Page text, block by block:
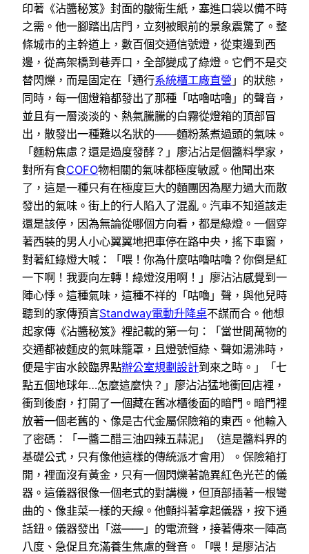
印著《沾醬秘笈》封面的皺衛生紙，塞進口袋以備不時
之需。他一腳踏出店門，立刻被眼前的景象震驚了。整
條城市的主幹道上，數百個交通信號燈，從東邊到西
邊，從高架橋到巷弄口，全部變成了綠燈。它們不是交
替閃爍，而是固定在「通行系統櫃工廠直營 」的狀態，
同時，每一個燈箱都發出了那種「咕嚕咕嚕」的聲音，
並且有一層淡淡的、熱氣騰騰的白霧從燈箱的頂部冒
出，散發出一種難以名狀的——麵粉蒸煮過頭的氣味。
「麵粉焦慮？還是過度發酵？」廖沾沾是個醬料學家，
對所有食COFO物相關的氣味都極度敏感。他聞出來
了，這是一種只有在極度巨大的麵團因為壓力過大而散
發出的氣味。街上的行人陷入了混亂。汽車不知道該走
還是該停，因為無論從哪個方向看，都是綠燈。一個穿
著西裝的男人小心翼翼地把車停在路中央，搖下車窗，
對著紅綠燈大喊：「喂！你為什麼咕嚕咕嚕？你倒是紅
一下啊！我要向左轉！綠燈沒用啊！」廖沾沾感覺到一
陣心悸。這種氣味，這種不祥的「咕嚕」聲，與他兒時
聽到的家傳預言Standway電動升降桌不謀而合。他想
起家傳《沾醬秘笈》裡記載的第一句：「當世間萬物的
交通都被麵皮的氣味籠罩，且燈號恒綠、聲如湯沸時，
便是宇宙水餃臨界點辦公室規劃設計到來之時。」「七
點五個地球年…怎麼這麼快？」廖沾沾猛地衝回店裡，
衝到後廚，打開了一個藏在舊冰櫃後面的暗門。暗門裡
放著一個老舊的、像是古代金屬保險箱的東西。他輸入
了密碼：「一醬二醋三油四辣五蒜泥」（這是醬料界的
基礎公式，只有像他這樣的傳統派才會用）。保險箱打
開，裡面沒有黃金，只有一個閃爍著詭異紅色光芒的儀
器。這儀器很像一個老式的對講機，但頂部插著一根彎
曲的、像韭菜一樣的天線。他顫抖著拿起儀器，按下通
話鈕。儀器發出「滋——」的電流聲，接著傳來一陣高
八度、急促且充滿養生焦慮的聲音。「喂！是廖沾沾